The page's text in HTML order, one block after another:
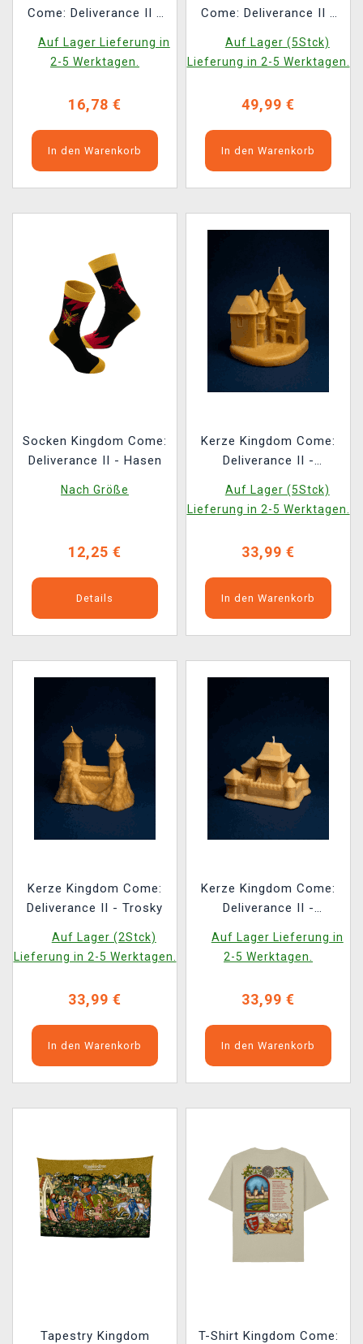
Come: Deliverance II -
Auf Lager Lieferung in
2-5 Werktagen.
16,78 €
In den Warenkorb
Come: Deliverance II -
Auf Lager (5Stck)
Lieferung in 2-5 Werktagen.
49,99 €
In den Warenkorb
Socken Kingdom Come:
Deliverance II - Hasen
Nach Größe
12,25 €
Details
Kerze Kingdom Come:
Deliverance II -
Auf Lager (5Stck)
Lieferung in 2-5 Werktagen.
33,99 €
In den Warenkorb
Kerze Kingdom Come:
Deliverance II - Trosky
Auf Lager (2Stck)
Lieferung in 2-5 Werktagen.
33,99 €
In den Warenkorb
Kerze Kingdom Come:
Deliverance II -
Auf Lager Lieferung in
2-5 Werktagen.
33,99 €
In den Warenkorb
Tapestry Kingdom
T-Shirt Kingdom Come: